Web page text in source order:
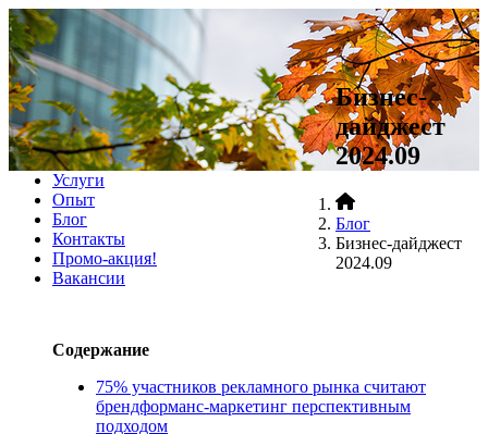
меню
О компании
Услуги
Опыт
Блог
Контакты
Промо-акция!
Вакансии
+7 (812)467•96•99
сделать заказ
Бизнес-
дайджест
2024.09
Блог
Бизнес-дайджест
2024.09
Содержание
75% участников рекламного рынка считают
брендформанс-маркетинг перспективным
подходом